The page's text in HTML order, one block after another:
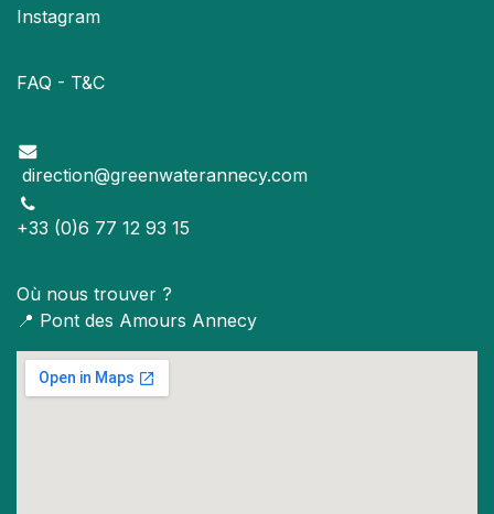
Instagram
FAQ - T&C
direction@greenwaterannecy.com
+33 (0)6 77 12 93 15
Où nous trouver ?
📍 Pont des Amours Annecy